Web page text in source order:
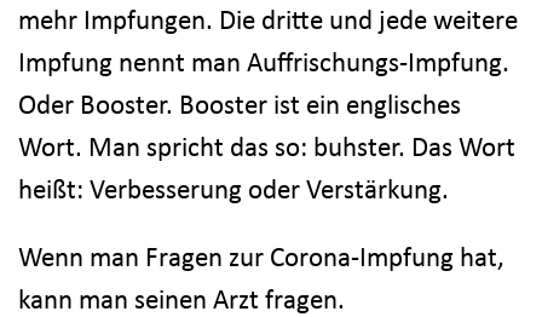
mehr Impfungen. Die dritte und jede weitere
Impfung nennt man Auffrischungs-Impfung.
Oder Booster. Booster ist ein englisches
Wort. Man spricht das so: buhster. Das Wort
heißt: Verbesserung oder Verstärkung.
Wenn man Fragen zur Corona-Impfung hat,
kann man seinen Arzt fragen.